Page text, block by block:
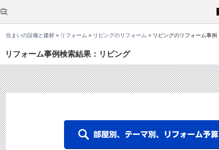
住まいの設備と建材 > リフォーム > リビングのリフォーム > リビングのリフォーム事例
リフォーム事例検索結果：リビング
こ
か
ら
文
す